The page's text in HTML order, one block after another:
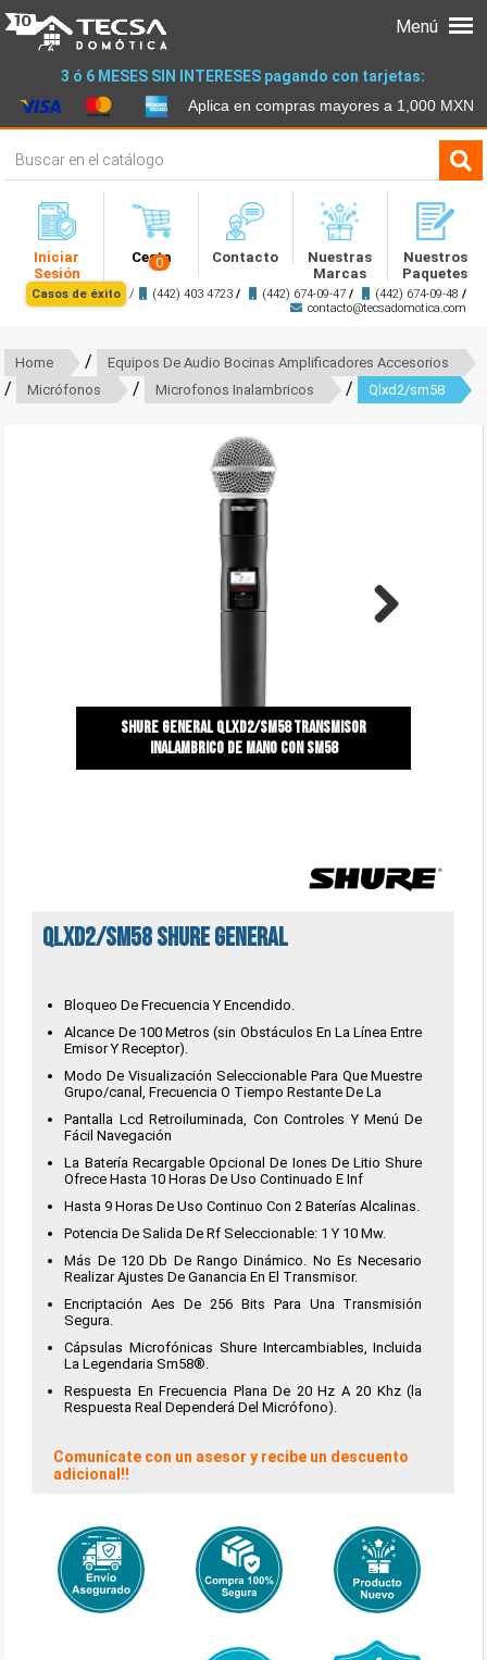
3 ó 6 MESES SIN INTERESES pagando con tarjetas:
Aplica en compras mayores a 1,000 MXN
Iniciar
Sesión
Cesta
0 Contacto
Nuestras
Marcas
Nuestros
Paquetes
Casos de éxito / (442) 403 4723 / (442) 674-09-47 / (442) 674-09-48 /
contacto@tecsadomotica.com
Menú
Home / Equipos De Audio Bocinas Amplificadores Accesorios
/ Micrófonos / Microfonos Inalambricos / Qlxd2/sm58
Shure general QLXD2/SM58 TRansmisor
inalambrico de mano con sm58
QLXD2/SM58 Shure general
Bloqueo De Frecuencia Y Encendido.
Alcance De 100 Metros (sin Obstáculos En La Línea Entre
Emisor Y Receptor).
Modo De Visualización Seleccionable Para Que Muestre
Grupo/canal, Frecuencia O Tiempo Restante De La
Pantalla Lcd Retroiluminada, Con Controles Y Menú De
Fácil Navegación
La Batería Recargable Opcional De Iones De Litio Shure
Ofrece Hasta 10 Horas De Uso Continuado E Inf
Hasta 9 Horas De Uso Continuo Con 2 Baterías Alcalinas.
Potencia De Salida De Rf Seleccionable: 1 Y 10 Mw.
Más De 120 Db De Rango Dinámico. No Es Necesario
Realizar Ajustes De Ganancia En El Transmisor.
Encriptación Aes De 256 Bits Para Una Transmisión
Segura.
Cápsulas Microfónicas Shure Intercambiables, Incluida
La Legendaria Sm58®.
Respuesta En Frecuencia Plana De 20 Hz A 20 Khz (la
Respuesta Real Dependerá Del Micrófono).
Comunícate con un asesor y recibe un descuento
adicional!!